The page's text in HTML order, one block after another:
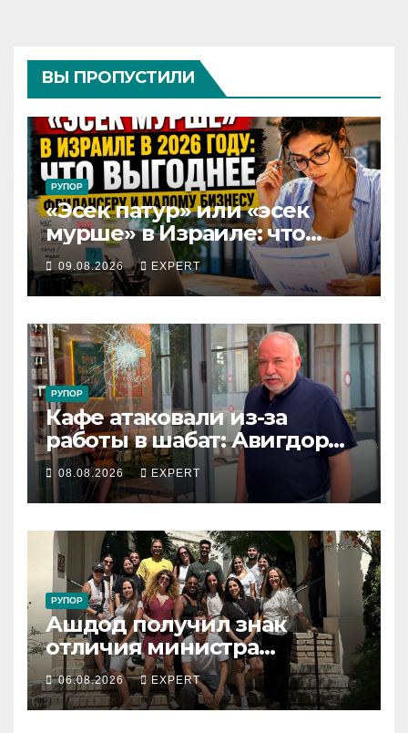
ВЫ ПРОПУСТИЛИ
РУПОР
«Эсек патур» или «эсек
мурше» в Израиле: что
выгоднее фрилансеру и
малому бизнесу в 2026 году
09.08.2026 EXPERT
РУПОР
Кафе атаковали из-за
работы в шабат: Авигдор
Либерман приехал
поддержать владельцев
08.08.2026 EXPERT
РУПОР
Ашдод получил знак
отличия министра
обороны за поддержку
резервистов
06.08.2026 EXPERT